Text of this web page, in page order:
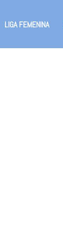
LIGA FEMENINA